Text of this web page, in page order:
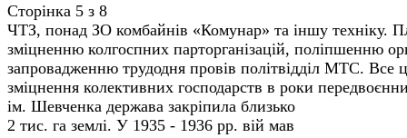
Сторінка 5 з 8
ЧТЗ, понад ЗО комбайнів «Комунар» та іншу техніку.
зміцненню колгоспних парторганізацій, поліпшенню
запроваджен­ню трудодня провів політвідділ МТС. Все
зміцнення колек­тивних господарств в роки
ім. Шевченка держава закріпила близько
2 тис. га землі. У 1935 - 1936 рр. вій мав